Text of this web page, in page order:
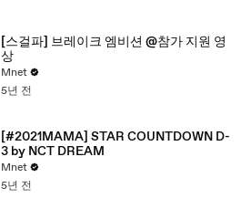
[스걸파] 브레이크 엠비션 @참가 지원 영
상
Mnet
5년 전
[#2021MAMA] STAR COUNTDOWN D-
3 by NCT DREAM
Mnet
5년 전